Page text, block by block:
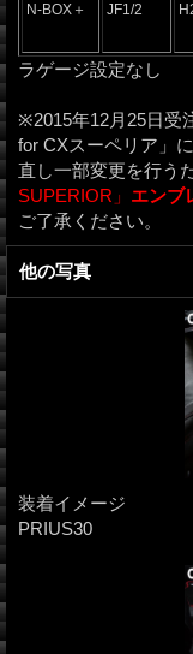
N-BOX＋ JF1/2
ラゲージ設定なし
※2015年12月25日受
for CXスーペリア」
直し一部変更を行う
SUPERIOR」 エンブ
ご了承ください。
他の写真
装着イメージ
PRIUS30